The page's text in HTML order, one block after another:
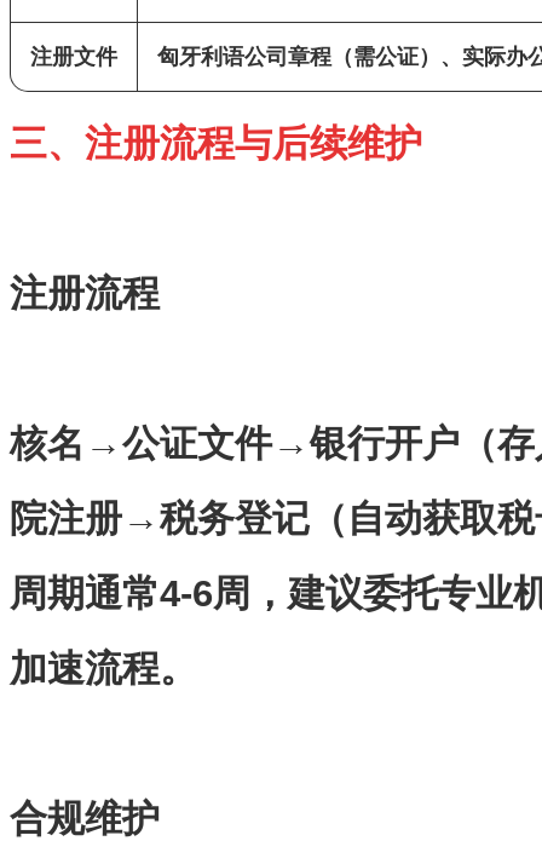
注册文件 匈牙利语公司章程（需公证）、实际办
三、注册流程与后续维护
注册流程
核名 →公证文件→银行开户（
院注册→税务登记（自动获取
周期通常4-6周，建议委托专业
加速流程。
合规维护